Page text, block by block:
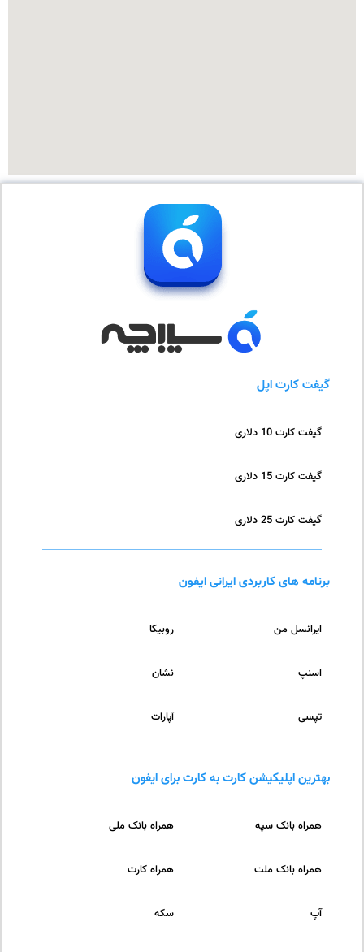
گیفت کارت اپل
گیفت کارت 10 دلاری
گیفت کارت 15 دلاری
گیفت کارت 25 دلاری
برنامه های کاربردی ایرانی ایفون
روبیکا ایرانسل من
نشان اسنپ
آپارات تپسی
بهترین اپلیکیشن کارت به کارت برای ایفون
همراه بانک ملی همراه بانک سپه
همراه کارت همراه بانک ملت
سکه آپ